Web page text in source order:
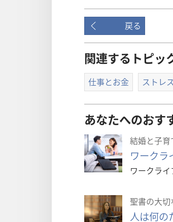
戻る
関連するトピッ
仕事とお金 ストレ
あなたへのおす
結婚と子育
ワークラ
ワークラ
聖書の大切
人は何の